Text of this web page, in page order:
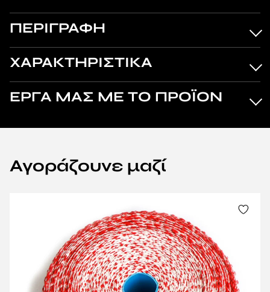
ΠΕΡΙΓΡΑΦΗ
ΧΑΡΑΚΤΗΡΙΣΤΙΚΑ
ΕΡΓΑ ΜΑΣ ΜΕ ΤΟ ΠΡΟΪΟΝ
Αγοράζουνε μαζί